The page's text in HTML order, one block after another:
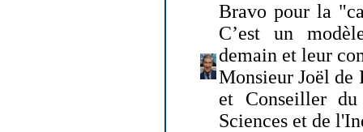
Bravo pour la
C’est un
demain et leur
Monsieur Joël de
et Conseiller
Sciences et de